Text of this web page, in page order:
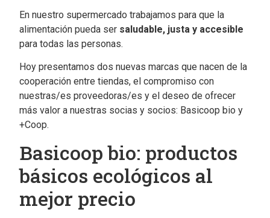
En nuestro supermercado trabajamos para que la
alimentación pueda ser saludable, justa y accesible
para todas las personas.
Hoy presentamos dos nuevas marcas que nacen de la
cooperación entre tiendas, el compromiso con
nuestras/es proveedoras/es y el deseo de ofrecer
más valor a nuestras socias y socios: Basicoop bio y
+Coop.
Basicoop bio: productos
básicos ecológicos al
mejor precio